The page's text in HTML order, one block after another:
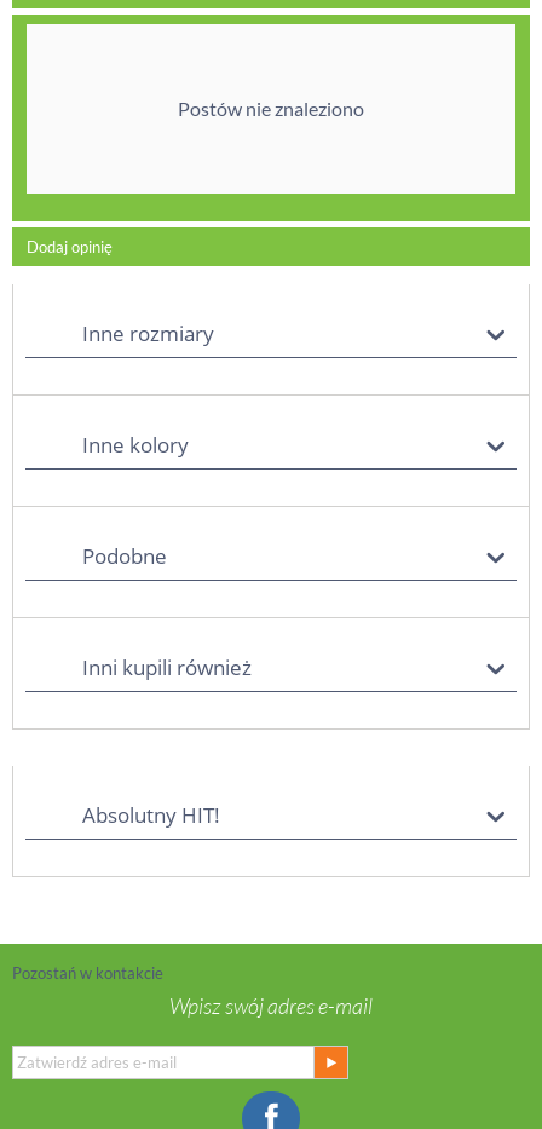
Postów nie znaleziono
Dodaj opinię
Inne rozmiary
Inne kolory
Podobne
Inni kupili również
Absolutny HIT!
Pozostań w kontakcie
Wpisz swój adres e-mail